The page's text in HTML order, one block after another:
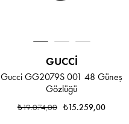
GUCCI
Gucci GG2079S 001 48 Güneş
Gözlüğü
₺15.259,00
₺19.074,00